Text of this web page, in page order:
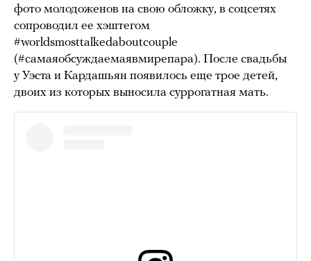
фото молодоженов на свою обложку, в соцсетях
сопроводил ее хэштегом
#worldsmosttalkedaboutcouple
(#самаяобсуждаемаявмирепара). После свадьбы
у Уэста и Кардашьян появилось еще трое детей,
двоих из которых выносила суррогатная мать.